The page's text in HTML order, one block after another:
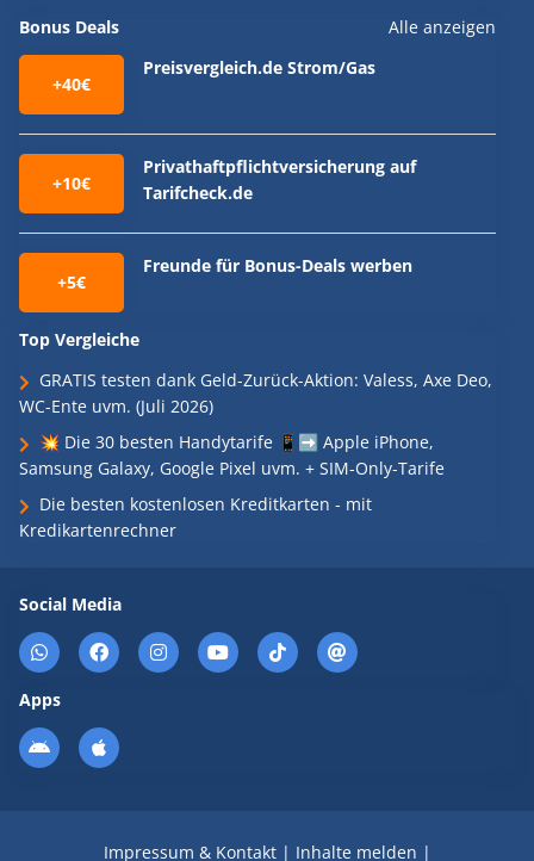
Bonus Deals Alle anzeigen
+40€
Preisvergleich.de Strom/Gas
+10€
Privathaftpflichtversicherung auf
Tarifcheck.de
+5€
Freunde für Bonus-Deals werben
Top Vergleiche
GRATIS testen dank Geld-Zurück-Aktion: Valess, Axe Deo,
WC-Ente uvm. (Juli 2026)
💥 Die 30 besten Handytarife 📱➡️ Apple iPhone,
Samsung Galaxy, Google Pixel uvm. + SIM-Only-Tarife
Die besten kostenlosen Kreditkarten - mit
Kredikartenrechner
Social Media
Apps
Impressum & Kontakt| Inhalte melden |